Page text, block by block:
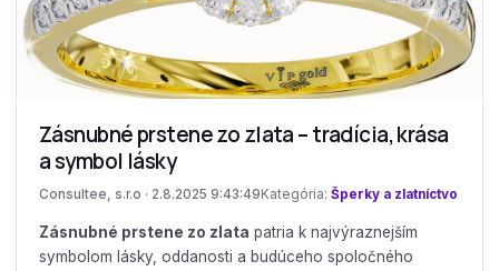
Zásnubné prstene zo zlata – tradícia, krása
a symbol lásky
Consultee, s.r.o · 2.8.2025 9:43:49 Kategória: Šperky a zlatníctvo
Zásnubné prstene zo zlata patria k najvýraznejším
symbolom lásky, oddanosti a budúceho spoločného